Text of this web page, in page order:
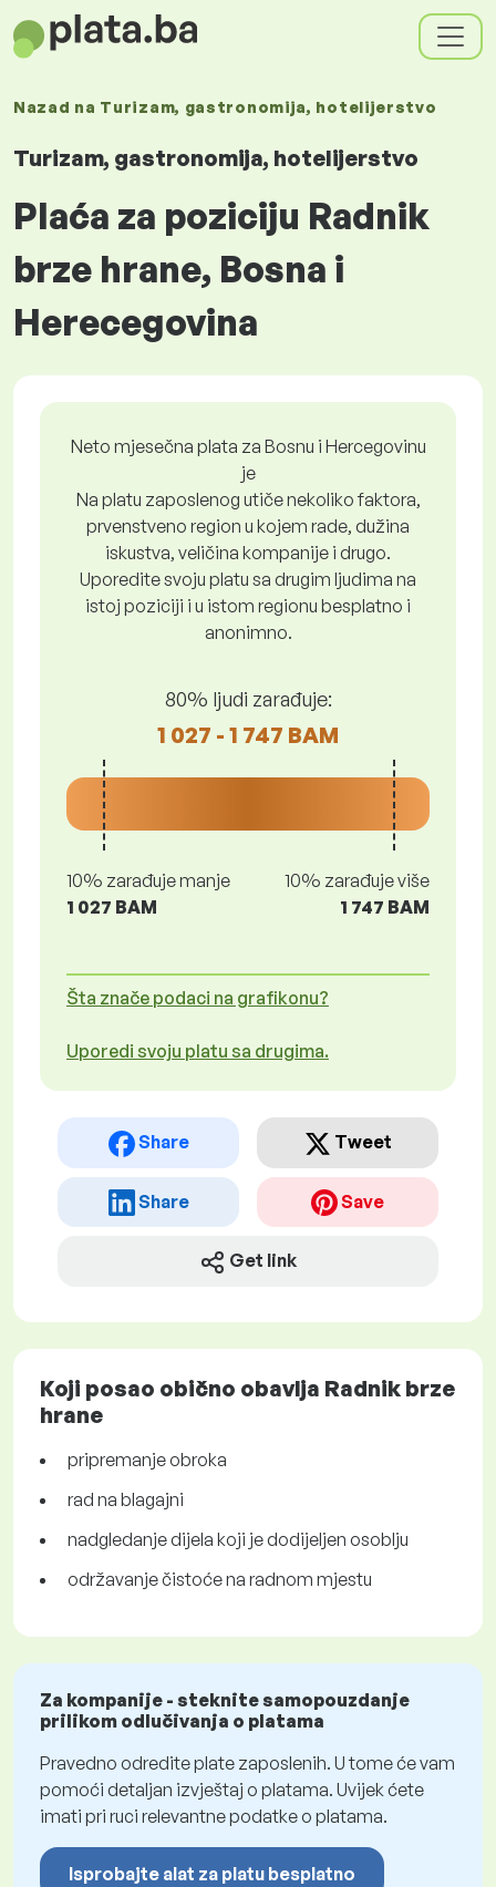
Nazad na Turizam, gastronomija, hotelijerstvo
Turizam, gastronomija, hotelijerstvo
Plaća za poziciju Radnik
brze hrane, Bosna i
Herecegovina
Neto mjesečna plata za Bosnu i Hercegovinu
je
Na platu zaposlenog utiče nekoliko faktora,
prvenstveno region u kojem rade, dužina
iskustva, veličina kompanije i drugo.
Uporedite svoju platu sa drugim ljudima na
istoj poziciji i u istom regionu besplatno i
anonimno.
80% ljudi zarađuje:
1 027 - 1 747 BAM
10% zarađuje manje
1 027 BAM
10% zarađuje više
1 747 BAM
Šta znače podaci na grafikonu?
Uporedi svoju platu sa drugima.
Share Tweet
Share Save
Get link
Koji posao obično obavlja Radnik brze
hrane
pripremanje obroka
rad na blagajni
nadgledanje dijela koji je dodijeljen osoblju
održavanje čistoće na radnom mjestu
Za kompanije - steknite samopouzdanje
prilikom odlučivanja o platama
Pravedno odredite plate zaposlenih. U tome će vam
pomoći detaljan izvještaj o platama. Uvijek ćete
imati pri ruci relevantne podatke o platama.
Isprobajte alat za platu besplatno